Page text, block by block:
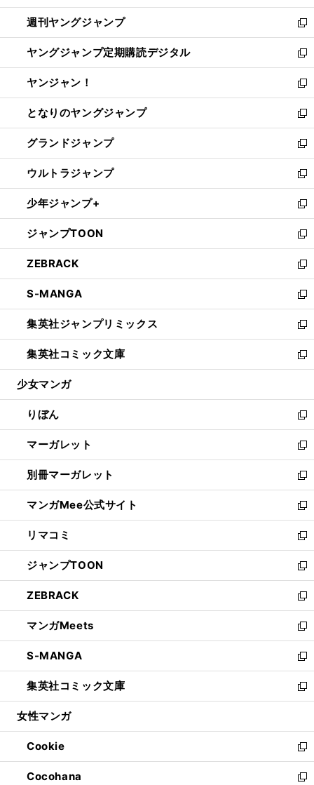
開
く
ウ
で
開
く
ン
ド
ウ
で
開
く
ウ
ィ
ン
ド
ウ
で
開
く
週刊ヤングジャンプ
新
し
い
ウ
ィ
ン
ド
ウ
で
開
く
ヤングジャンプ定期購読デジタル
新
し
い
ウ
ィ
ン
ド
ウ
で
開
く
ヤンジャン！
新
し
い
ウ
ィ
ン
ド
ウ
で
開
く
となりのヤングジャンプ
新
し
い
ウ
ィ
ン
ド
ウ
で
開
く
グランドジャンプ
新
し
い
ウ
ィ
ン
ド
ウ
で
開
く
ウルトラジャンプ
新
し
い
ウ
ィ
ン
ド
ウ
で
開
く
少年ジャンプ+
新
し
い
ウ
ィ
ン
ド
ウ
で
開
く
ジャンプTOON
新
し
い
ウ
ィ
ン
ド
ウ
で
開
ZEBRACK
新
し
い
ウ
ィ
ン
ド
ウ
開
く
S-MANGA
新
し
い
ウ
ィ
ン
ウ
で
開
く
集英社ジャンプリミックス
新
し
い
ウ
ン
ド
ウ
で
開
く
集英社コミック文庫
新
し
ウ
ィ
ン
ド
ウ
で
開
く
少女マンガ
りぼん
新
し
い
ウ
ィ
ン
ド
ウ
で
開
く
マーガレット
新
し
い
ウ
ィ
ン
ド
ウ
で
開
く
別冊マーガレット
新
し
い
ウ
ィ
ン
ド
ウ
で
開
く
マンガMee公式サイト
新
し
い
ウ
ィ
ン
ド
ウ
で
開
く
リマコミ
新
し
い
ウ
ィ
ン
ド
ウ
で
開
く
ジャンプTOON
新
し
い
ウ
ィ
ン
ド
ウ
で
開
ZEBRACK
新
し
い
ウ
ィ
ン
ド
ウ
開
く
マンガMeets
新
し
い
ウ
ィ
ン
ウ
で
開
く
S-MANGA
新
し
い
ウ
ン
ド
ウ
で
集英社コミック文庫
新
し
ウ
ィ
ン
ド
女性マンガ
Cookie
新
し
い
Cocohana 新